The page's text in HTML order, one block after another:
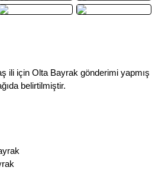
için Olta Bayrak gönderimi yapmış
belirtilmiştir.